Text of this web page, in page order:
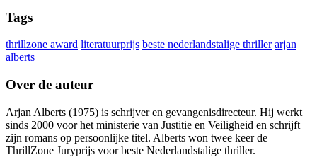
Tags
thrillzone award literatuurprijs beste nederlandstalige thriller arjan
alberts
Over de auteur
Arjan Alberts (1975) is schrijver en gevangenisdirecteur. Hij werkt
sinds 2000 voor het ministerie van Justitie en Veiligheid en schrijft
zijn romans op persoonlijke titel. Alberts won twee keer de
ThrillZone Juryprijs voor beste Nederlandstalige thriller.